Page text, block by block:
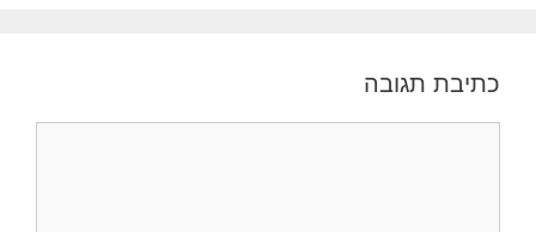
כתיבת תגובה